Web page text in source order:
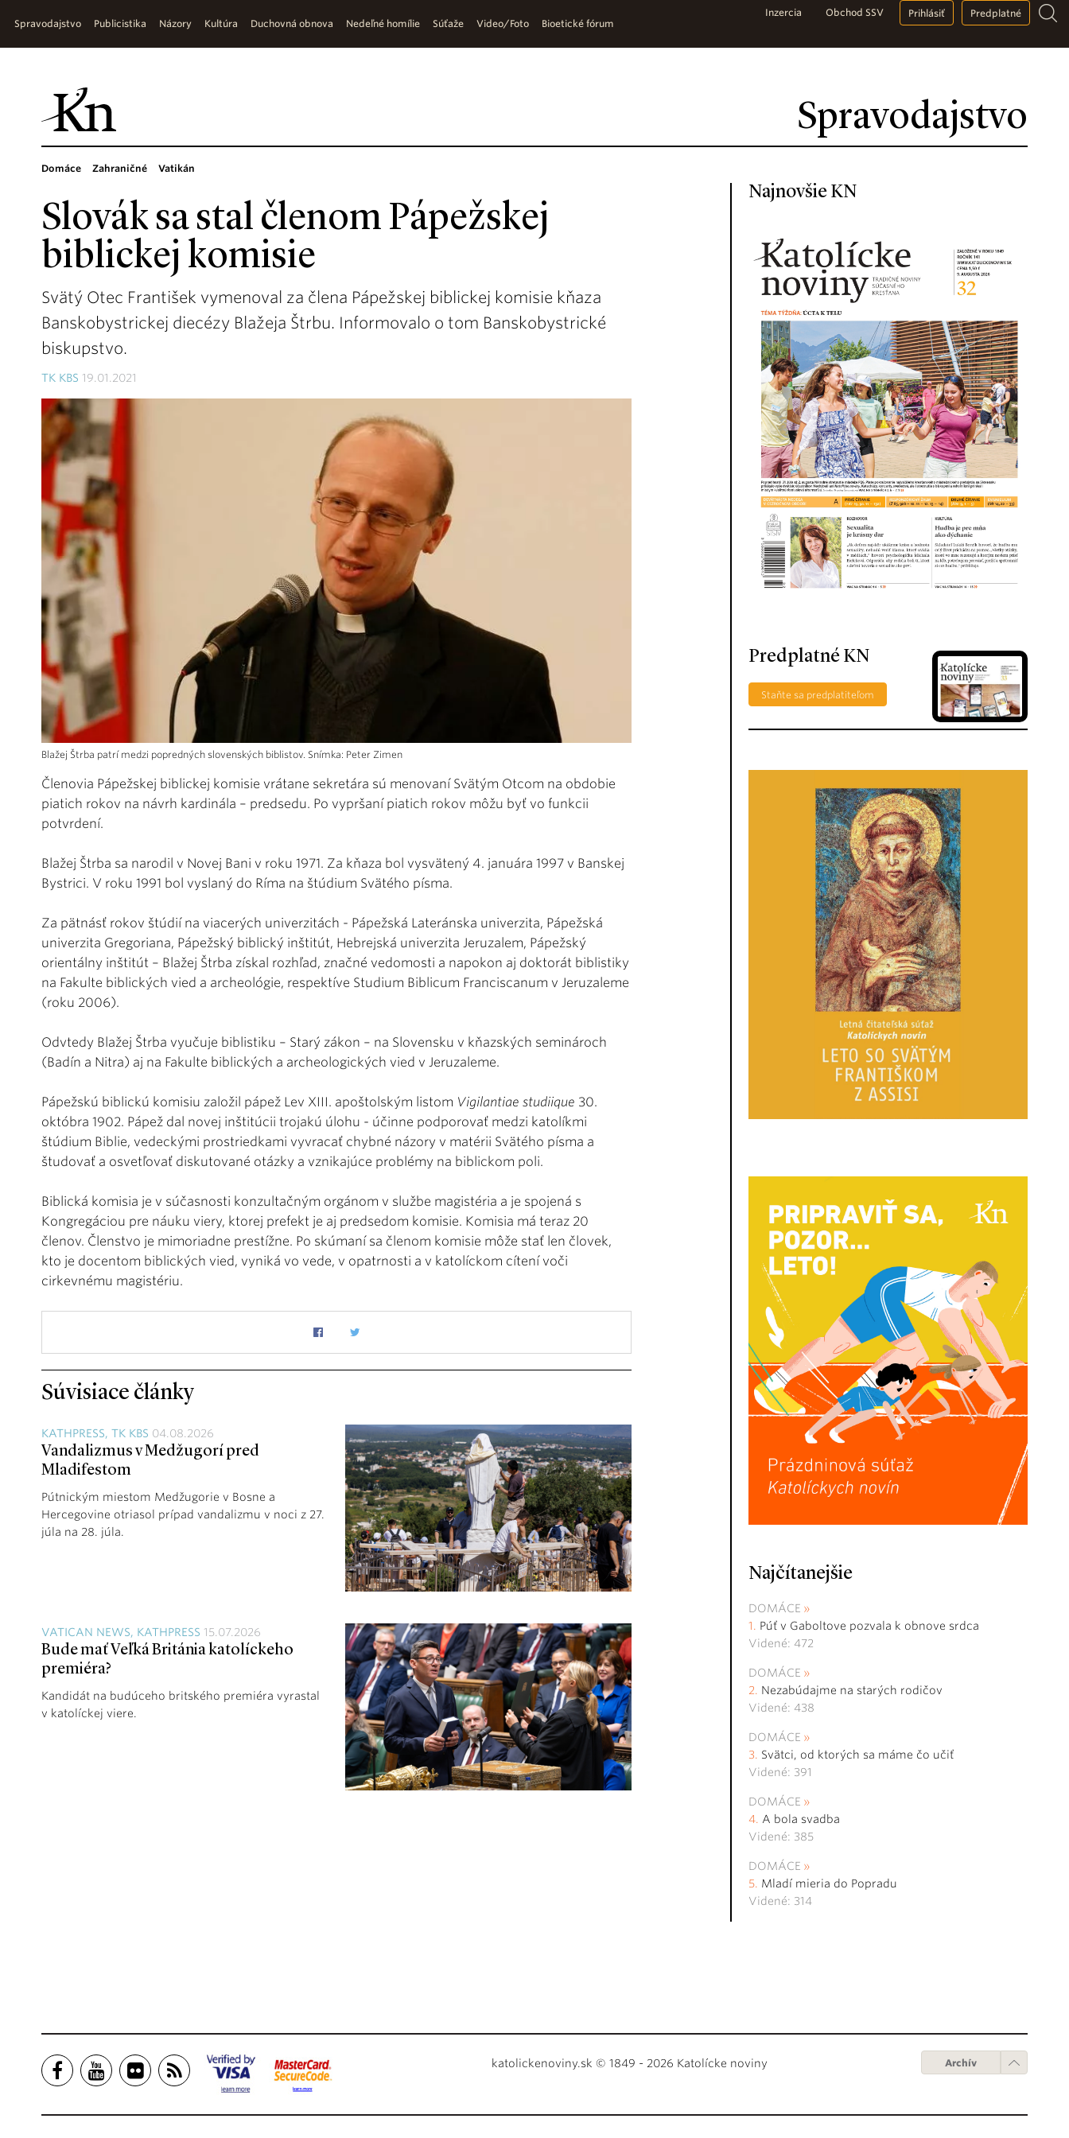
Spravodajstvo
Spravodajstvo Publicistika Názory Kultúra Duchovná obnova Nedeľné homílie Súťaže Video/Foto Bioetické fórum
Inzercia Obchod SSV Prihlásiť Predplatné
Domáce Zahraničné Vatikán
Slovák sa stal členom Pápežskej
biblickej komisie
Svätý Otec František vymenoval za člena Pápežskej biblickej komisie kňaza
Banskobystrickej diecézy Blažeja Štrbu. Informovalo o tom Banskobystrické
biskupstvo.
TK KBS 19.01.2021
Blažej Štrba patrí medzi popredných slovenských biblistov. Snímka: Peter Zimen
Členovia Pápežskej biblickej komisie vrátane sekretára sú menovaní Svätým Otcom na obdobie
piatich rokov na návrh kardinála – predsedu. Po vypršaní piatich rokov môžu byť vo funkcii
potvrdení.
Blažej Štrba sa narodil v Novej Bani v roku 1971. Za kňaza bol vysvätený 4. januára 1997 v Banskej
Bystrici. V roku 1991 bol vyslaný do Ríma na štúdium Svätého písma.
Za pätnásť rokov štúdií na viacerých univerzitách - Pápežská Lateránska univerzita, Pápežská
univerzita Gregoriana, Pápežský biblický inštitút, Hebrejská univerzita Jeruzalem, Pápežský
orientálny inštitút – Blažej Štrba získal rozhľad, značné vedomosti a napokon aj doktorát biblistiky
na Fakulte biblických vied a archeológie, respektíve Studium Biblicum Franciscanum v Jeruzaleme
(roku 2006).
Odvtedy Blažej Štrba vyučuje biblistiku – Starý zákon – na Slovensku v kňazských seminároch
(Badín a Nitra) aj na Fakulte biblických a archeologických vied v Jeruzaleme.
Pápežskú biblickú komisiu založil pápež Lev XIII. apoštolským listom Vigilantiae studiique 30.
októbra 1902. Pápež dal novej inštitúcii trojakú úlohu - účinne podporovať medzi katolíkmi
štúdium Biblie, vedeckými prostriedkami vyvracať chybné názory v matérii Svätého písma a
študovať a osvetľovať diskutované otázky a vznikajúce problémy na biblickom poli.
Biblická komisia je v súčasnosti konzultačným orgánom v službe magistéria a je spojená s
Kongregáciou pre náuku viery, ktorej prefekt je aj predsedom komisie. Komisia má teraz 20
členov. Členstvo je mimoriadne prestížne. Po skúmaní sa členom komisie môže stať len človek,
kto je docentom biblických vied, vyniká vo vede, v opatrnosti a v katolíckom cítení voči
cirkevnému magistériu.
Súvisiace články
KATHPRESS, TK KBS 04.08.2026
Vandalizmus v Medžugorí pred
Mladifestom
Pútnickým miestom Medžugorie v Bosne a
Hercegovine otriasol prípad vandalizmu v noci z 27.
júla na 28. júla.
VATICAN NEWS, KATHPRESS 15.07.2026
Bude mať Veľká Británia katolíckeho
premiéra?
Kandidát na budúceho britského premiéra vyrastal
v katolíckej viere.
Najnovšie KN
Predplatné KN
Staňte sa predplatiteľom
Najčítanejšie
DOMÁCE
Púť v Gaboltove pozvala k obnove srdca
Videné: 472
DOMÁCE
Nezabúdajme na starých rodičov
Videné: 438
DOMÁCE
Svätci, od ktorých sa máme čo učiť
Videné: 391
DOMÁCE
A bola svadba
Videné: 385
DOMÁCE
Mladí mieria do Popradu
Videné: 314
katolickenoviny.sk © 1849 - 2026 Katolícke noviny Archív